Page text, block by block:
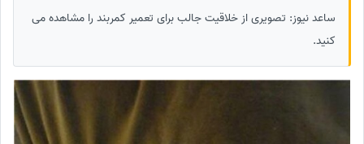
ساعد نیوز: تصویری از خلاقیت جالب برای تعمیر کمربند را مشاهده می
کنید.